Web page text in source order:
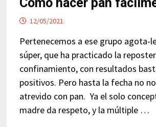
12/05/2021
Pertenecemos a ese grupo agota-
súper, que ha practicado la
confinamiento, con resultados
positivos. Pero hasta la fecha no
atrevido con pan. Ya el solo
madre da respeto, y la múltiple …